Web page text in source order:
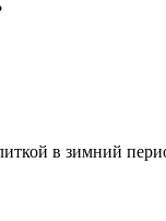
в зимний